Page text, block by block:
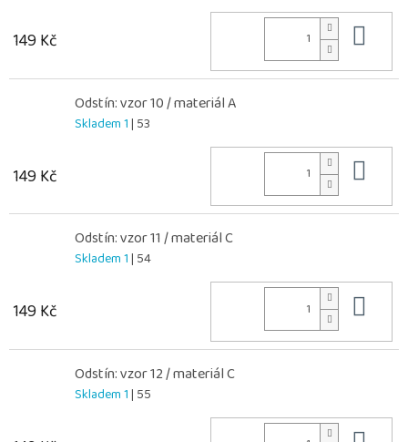
149 Kč
Odstín: vzor 10 / materiál A
Skladem 1| 53
149 Kč
Odstín: vzor 11 / materiál C
Skladem 1| 54
149 Kč
Odstín: vzor 12 / materiál C
Skladem 1| 55